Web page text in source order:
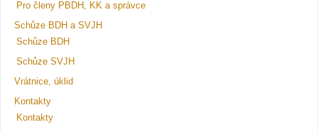
Pro členy PBDH, KK a správce
Schůze BDH a SVJH
Schůze BDH
Schůze SVJH
Vrátnice, úklid
Kontakty
Kontakty